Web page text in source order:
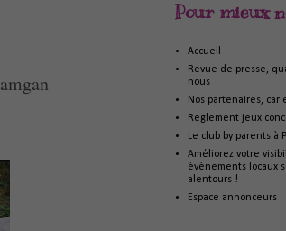
Pour mieux
Accueil
Revue de presse,
nous
Nos partenaires, car
Reglement jeux
Le club by parents à
Améliorez votre
événements locaux
alentours !
Espace annonceurs